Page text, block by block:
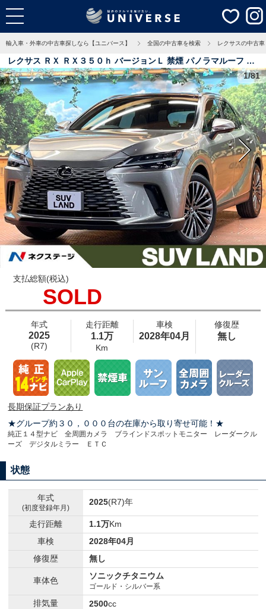
輸入車・外車の中古車探しなら【ユニバース】 全国の中古車を検索 レクサスの中古車
レクサス ＲＸ ＲＸ３５０ｈ バージョンＬ 禁煙 パノラマルーフ 純
正１４型ナビ 全周囲カメラ ブラインドスポットモニター レーダー
クルーズ デジタルミラー 電動リアゲート 黒革 シートベンチレー
ション 三眼ＬＥＤヘッド 純正２１インチアルミ 1.1万Km 東京都
1/81
支払総額(税込)
SOLD
年式
2025
(R7)
走行距離
1.1万
Km
車検
2028年04月
修復歴
無し
長期保証プランあり
★グループ約３０，０００台の在庫から取り寄せ可能！★
純正１４型ナビ 全周囲カメラ ブラインドスポットモニター レーダークル
ーズ デジタルミラー ＥＴＣ
状態
年式
(初度登録年月)
2025(R7)年
走行距離 1.1万Km
車検
2028年04月
修復歴
無し
車体色 ソニックチタニウム
ゴールド・シルバー系
排気量 2500cc